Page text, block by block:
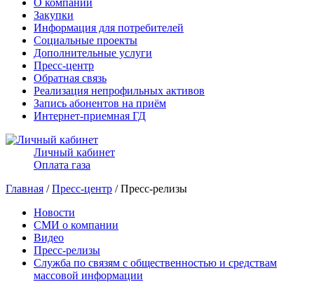
О компании
Закупки
Информация для потребителей
Социальные проекты
Дополнительные услуги
Пресс-центр
Обратная связь
Реализация непрофильных активов
Запись абонентов на приём
Интернет-приемная ГД
Личный кабинет
Оплата газа
Главная /Пресс-центр / Пресс-релизы
Новости
СМИ о компании
Видео
Пресс-релизы
Служба по связям с общественностью и средствам
массовой информации